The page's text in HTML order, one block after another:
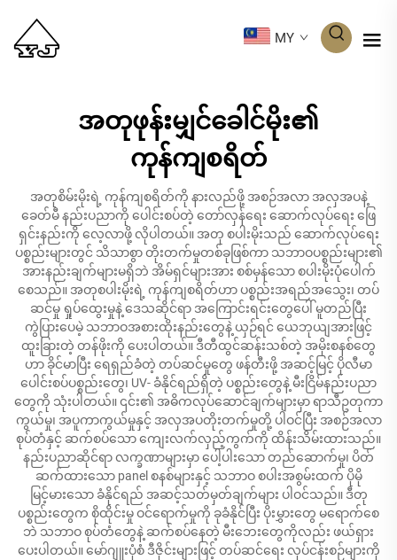
MY
အတုဖုန်းမျှင်ခေါင်မိုး၏
ကုန်ကျစရိတ်
အတုစိမ်းမိုးရဲ့ ကုန်ကျစရိတ်ကို နားလည်ဖို့ အစဉ်အလာ အလှအပနဲ့
ခေတ်မီ နည်းပညာကို ပေါင်းစပ်တဲ့ တော်လှန်ရေး ဆောက်လုပ်ရေး ဖြေ
ရှင်းနည်းကို လေ့လာဖို့ လိုပါတယ်။ အတု စပါးမိုးသည် ဆောက်လုပ်ရေး
ပစ္စည်းများတွင် သိသာစွာ တိုးတက်မှုတစ်ခုဖြစ်ကာ သဘာဝပစ္စည်းများ၏
အားနည်းချက်များမရှိဘဲ အိမ်ရှင်များအား စစ်မှန်သော စပါးမိုးပုံပေါက်
စေသည်။ အတုစပါးမိုးရဲ့ ကုန်ကျစရိတ်ဟာ ပစ္စည်းအရည်အသွေး၊ တပ်
ဆင်မှု ရှုပ်ထွေးမှုနဲ့ ဒေသဆိုင်ရာ အကြောင်းရင်းတွေပေါ် မူတည်ပြီး
ကွဲပြားပေမဲ့ သဘာဝအစားထိုးနည်းတွေနဲ့ ယှဉ်ရင် ယေဘုယျအားဖြင့်
ထူးခြားတဲ့ တန်ဖိုးကို ပေးပါတယ်။ ဒီတီထွင်ဆန်းသစ်တဲ့ အမိုးစနစ်တွေ
ဟာ ခိုင်မာပြီး ရေရှည်ခံတဲ့ တပ်ဆင်မှုတွေ ဖန်တီးဖို့ အဆင့်မြင့် ပိုလီမာ
ပေါင်းစပ်ပစ္စည်းတွေ၊ UV- ခံနိုင်ရည်ရှိတဲ့ ပစ္စည်းတွေနဲ့ မီးငြိမ်နည်းပညာ
တွေကို သုံးပါတယ်။ ၎င်း၏ အဓိကလုပ်ဆောင်ချက်များမှာ ရာသီဥတုကာ
ကွယ်မှု၊ အပူကာကွယ်မှုနှင့် အလှအပတိုးတက်မှုတို့ ပါဝင်ပြီး အစဉ်အလာ
စုပ်တံနှင့် ဆက်စပ်သော ကျေးလက်လှည့်ကွက်ကို ထိန်းသိမ်းထားသည်။
နည်းပညာဆိုင်ရာ လက္ခဏာများမှာ ပေါ့ပါးသော တည်ဆောက်မှု၊ ပိတ်
ဆက်ထားသော panel စနစ်များနှင့် သဘာဝ စပါးအစွမ်းထက် ပိုမို
မြင့်မားသော ခံနိုင်ရည် အဆင့်သတ်မှတ်ချက်များ ပါဝင်သည်။ ဒီတု
ပစ္စည်းတွေက စိုထိုင်းမှု ဝင်ရောက်မှုကို ခုခံနိုင်ပြီး ပိုးမွှားတွေ မရောက်စေ
ဘဲ သဘာဝ စုပ်တံတွေနဲ့ ဆက်စပ်နေတဲ့ မီးဘေးတွေကိုလည်း ဖယ်ရှား
ပေးပါတယ်။ မော်ဂျူးပုံစံ ဒီဇိုင်းများဖြင့် တပ်ဆင်ရေး လုပ်ငန်းစဉ်များကို